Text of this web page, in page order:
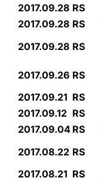
2017.09.28 RS
2017.09.28 RS
2017.09.28 RS
2017.09.26 RS
2017.09.21 RS
2017.09.12 RS
2017.09.04 RS
2017.08.22 RS
2017.08.21 RS